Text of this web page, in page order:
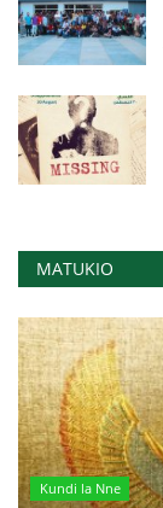
MATUKIO
Kundi la Nne